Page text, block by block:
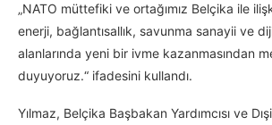
„NATO müttefiki ve ortağımız Belçika ile
enerji, bağlantısallık, savunma sanayii ve
alanlarında yeni bir ivme kazanmasından
duyuyoruz.“ ifadesini kullandı.
Yılmaz, Belçika Başbakan Yardımcısı ve